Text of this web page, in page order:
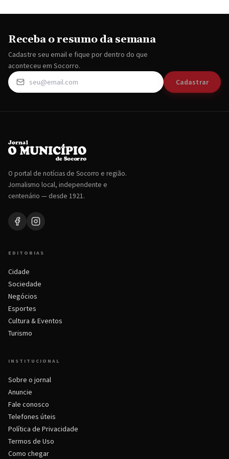
Receba o resumo da semana
Cadastre seu email e fique por dentro do que
aconteceu em Socorro.
Cadastrar
O portal de notícias de Socorro e região.
Jornalismo local, independente e
centenário — desde 1921.
EDITORIAS
Cidade
Sociedade
Negócios
Esportes
Cultura & Eventos
Turismo
INSTITUCIONAL
Sobre o jornal
Anuncie
Fale conosco
Telefones úteis
Política de Privacidade
Termos de Uso
Como chegar